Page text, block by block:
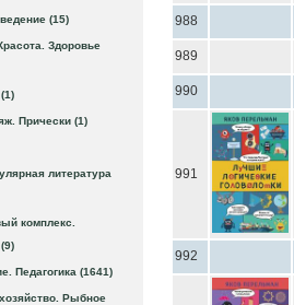
(15)
Здоровье
Прически (1)
литература
комплекс.
Педагогика (1641)
Рыбное
988
989
990
991
992